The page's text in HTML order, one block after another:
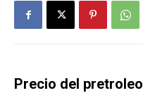
Precio del pretroleo